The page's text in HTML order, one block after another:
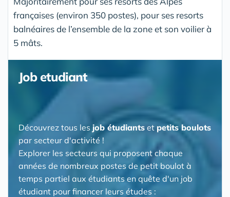
françaises (environ 350 postes), pour ses resorts
balnéaires de l’ensemble de la zone et son voilier à
5 mâts.
Job etudiant
Découvrez tous les job étudiants et petits boulots
par secteur d'activité !
Explorer les secteurs qui proposent chaque
années de nombreux postes de petit boulot à
temps partiel aux étudiants en quête d'un job
étudiant pour financer leurs études :